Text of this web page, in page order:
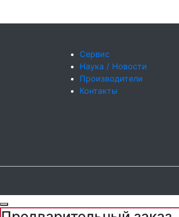
Сервис
Наука / Новости
Производители
Контакты